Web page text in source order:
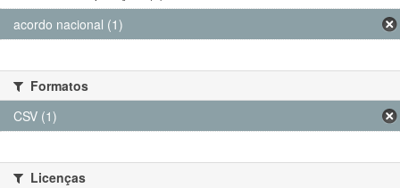
acordo nacional (1)
Formatos
CSV (1)
Licenças